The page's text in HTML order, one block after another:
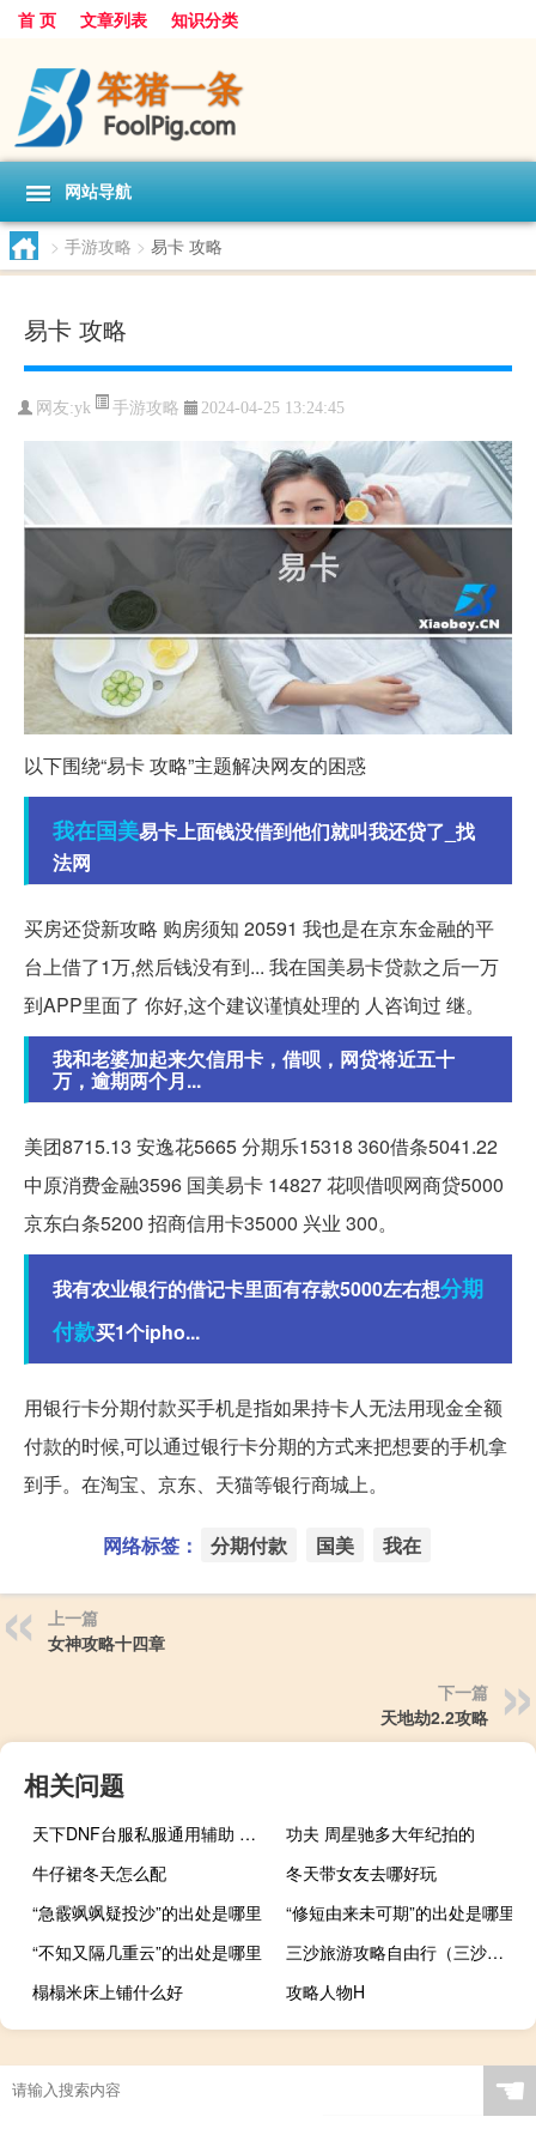
首 页 文章列表 知识分类
网站导航
> 手游攻略 > 易卡 攻略
易卡 攻略
网友:yk 手游攻略 2024-04-25 13:24:45
以下围绕“易卡 攻略”主题解决网友的困惑
我在国美易卡上面钱没借到他们就叫我还贷了_找
法网
买房还贷新攻略 购房须知 20591 我也是在京东金融的平
台上借了1万,然后钱没有到... 我在国美易卡贷款之后一万
到APP里面了 你好,这个建议谨慎处理的 人咨询过 继。
我和老婆加起来欠信用卡，借呗，网贷将近五十
万，逾期两个月...
美团8715.13 安逸花5665 分期乐15318 360借条5041.22
中原消费金融3596 国美易卡 14827 花呗借呗网商贷5000
京东白条5200 招商信用卡35000 兴业 300。
我有农业银行的借记卡里面有存款5000左右想分期
付款买1个ipho...
用银行卡分期付款买手机是指如果持卡人无法用现金全额
付款的时候,可以通过银行卡分期的方式来把想要的手机拿
到手。在淘宝、京东、天猫等银行商城上。
网络标签： 分期付款 国美 我在
上一篇
女神攻略十四章
下一篇
天地劫2.2攻略
相关问题
天下DNF台服私服通用辅助 V1.0 绿色免费版（天下DNF台服私服通用辅助 V1.0 绿色免费版功能简介）
功夫 周星驰多大年纪拍的
牛仔裙冬天怎么配
冬天带女友去哪好玩
“急霰飒飒疑投沙”的出处是哪里
“修短由来未可期”的出处是哪里
“不知又隔几重云”的出处是哪里
三沙旅游攻略自由行（三沙旅游攻略）
榻榻米床上铺什么好
攻略人物H
☚